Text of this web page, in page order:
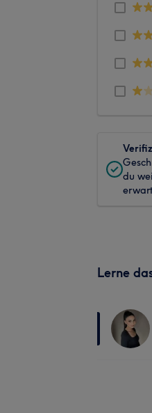
du
Lerne